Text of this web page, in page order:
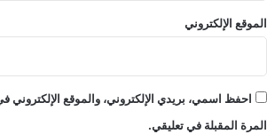
الموقع الإلكتروني
احفظ اسمي، بريدي الإلكتروني، والموقع الإلكتروني
المرة المقبلة في تعليقي.